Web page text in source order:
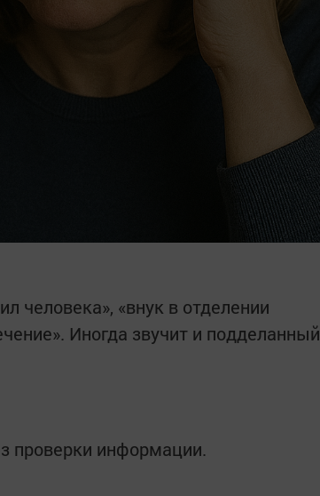
человека», «внук в отделении
Иногда звучит и подделанный
проверки информации.